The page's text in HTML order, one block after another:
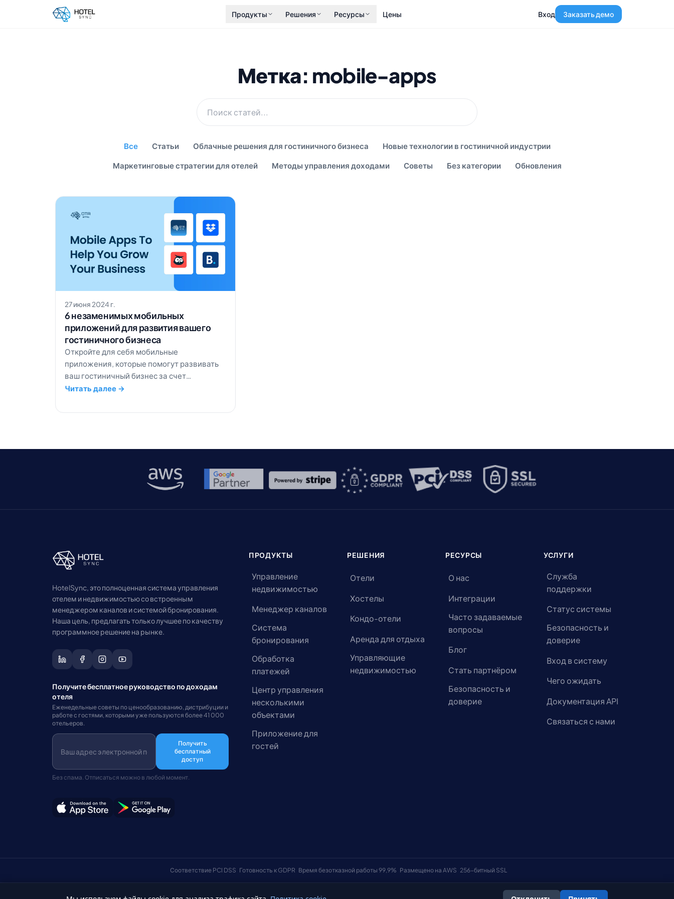
Продукты Решения Ресурсы Цены Вход Заказать демо
Метка: mobile-apps
Все Статьи Облачные решения для гостиничного бизнеса Новые технологии в гостиничной индустрии
Маркетинговые стратегии для отелей Методы управления доходами Советы Без категории Обновления
27 июня 2024 г.
6 незаменимых мобильных
приложений для развития вашего
гостиничного бизнеса
Откройте для себя мобильные
приложения, которые помогут развивать
ваш гостиничный бизнес за счет
оптимизации операций, улучшения
Читать далее →
HotelSync, это полноценная система управления
отелем и недвижимостью со встроенным
менеджером каналов и системой бронирования.
Наша цель, предлагать только лучшее по качеству
программное решение на рынке.
Получите бесплатное руководство по доходам
отеля
Еженедельные советы по ценообразованию, дистрибуции и
работе с гостями, которыми уже пользуются более 41 000
отельеров.
Получить
бесплатный
доступ
Без спама. Отписаться можно в любой момент.
ПРОДУКТЫ
Управление
недвижимостью
Менеджер каналов
Система
бронирования
Обработка
платежей
Центр управления
несколькими
объектами
Приложение для
гостей
РЕШЕНИЯ
Отели
Хостелы
Кондо-отели
Аренда для отдыха
Управляющие
недвижимостью
РЕСУРСЫ
О нас
Интеграции
Часто задаваемые
вопросы
Блог
Стать партнёром
Безопасность и
доверие
УСЛУГИ
Служба
поддержки
Статус системы
Безопасность и
доверие
Вход в систему
Чего ожидать
Документация API
Связаться с нами
Соответствие PCI DSS Готовность к GDPR Время безотказной работы 99,9% Размещено на AWS 256-битный SSL